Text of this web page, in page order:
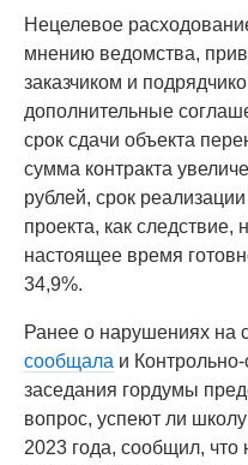
Нецелевое
мнению ведомства,
заказчиком и
дополнительные
срок сдачи объекта
сумма контракта
рублей, срок
проекта, как следствие,
настоящее время
34,9%.
Ранее о нарушениях на
сообщала и
заседания гордумы
вопрос, успеют ли
2023 года, сообщил,